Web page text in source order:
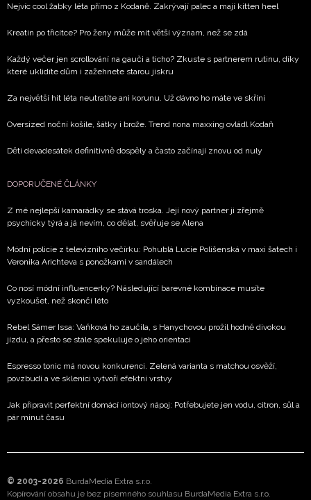
Nejvíc cool žabky léta přímo z Kodaně. Zakrývají palec a mají kitten heel
Kreatin po třicítce? Pro ženy může mít větší význam, než se zdá
Každý večer jen scrollování na gauči a ticho? Zkuste s partnerem rutinu, díky
které uklidíte dům i zažehnete starou jiskru
Za největší hit léta neutratíte ani korunu. Už dávno ho máte ve skříni
Oversized noční košile, šátky i brože. Trend nona maxxing ovládl Kodaň
Děti devadesátek definitivně dospěly a často začínají znovu od nuly
DOPORUČENÉ ČLÁNKY
Z mé nejlepší kamarádky se stává troska. Její nový partner ji zřejmě
psychicky týrá a já nevím, co dělat, svěřuje se Alena
Módní policie z televizního večírku: Pohublá Lucie Polišenská v maxi šatech i
Veronika Arichteva s ponožkami v sandálech
Co nosí módní influencerky? Následující barevné kombinace musíte
vyzkoušet, než skončí léto
Rebel Sámer Issa: Vaňková ho zaučila, s Hanychovou prožil hodně divokou
jízdu, a přesto se stále spekuluje o jeho orientaci
Espresso tonic má novou konkurenci. Zelená varianta s matchou osvěží,
povzbudí a ve sklenici vytvoří efektní vrstvy
Jak připravit perfektní domácí iontový nápoj: Potřebujete jen vodu, citron, sůl a
pár minut času
© 2003-2026 BurdaMedia Extra s.r.o.
Kopírování obsahu je bez písemného souhlasu BurdaMedia Extra s.r.o.